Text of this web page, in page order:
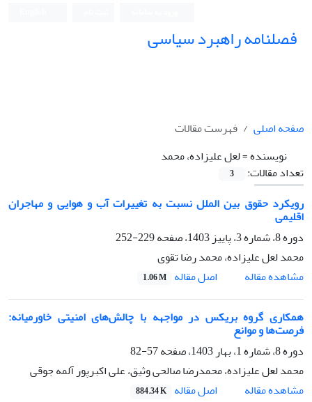
فصلنامه راهبرد سیاسی
صفحه اصلی
فهرست مقالات
نویسنده =لعل علیزاده، محمد
تعداد مقالات:
3
رویکرد حقوق بین الملل نسبت به تغییرات آب و هوایی و مهاجران
اقلیمی
دوره 8، شماره 3، پاییز 1403، صفحه
229-252
محمد لعل علیزاده، محمد رضا تقوی
مشاهده مقاله
اصل مقاله 1.06 M
همکاری گروه بریکس در مواجهه با چالش‌های امنیتی خاورمیانه:
فرصت‌ها و موانع
دوره 8، شماره 1، بهار 1403، صفحه
57-82
محمد لعل علیزاده، محمدرضا صالحی وثیق، علی اکبرپور آلمه جوقی
مشاهده مقاله
اصل مقاله 884.34 K